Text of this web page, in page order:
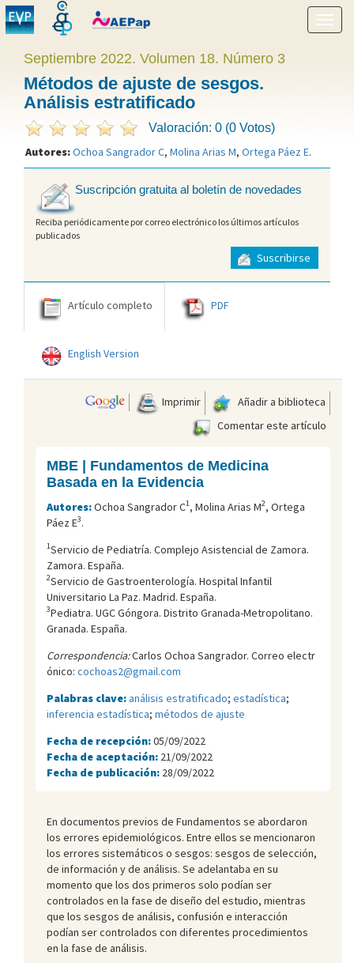
menú
Septiembre 2022. Volumen 18. Número 3
Métodos de ajuste de sesgos.
Análisis estratificado
Valoración: 0 (0 Votos)
Autores:Ochoa Sangrador C, Molina Arias M, Ortega Páez E.
Suscripción gratuita al boletín de novedades
Reciba periódicamente por correo electrónico los últimos artículos
publicados
Suscribirse
Artículo completo PDF
English Version
Imprimir
Añadir a biblioteca
Comentar este artículo
MBE | Fundamentos de Medicina
Basada en la Evidencia
Autores:Ochoa Sangrador C1, Molina Arias M2, Ortega
Páez E3.
1Servicio de Pediatría. Complejo Asistencial de Zamora.
Zamora. España.
2Servicio de Gastroenterología. Hospital Infantil
Universitario La Paz. Madrid. España.
3Pediatra. UGC Góngora. Distrito Granada-Metropolitano.
Granada. España.
Correspondencia:Carlos Ochoa Sangrador. Correo electr
ónico: cochoas2@gmail.com
Palabras clave:análisis estratificado; estadística;
inferencia estadística; métodos de ajuste
Fecha de recepción:05/09/2022
Fecha de aceptación: 21/09/2022
Fecha de publicación: 28/09/2022
En documentos previos de Fundamentos se abordaron
los errores epidemiológicos. Entre ellos se mencionaron
los errores sistemáticos o sesgos: sesgos de selección,
de información y de análisis. Se adelantaba en su
momento que los dos primeros solo podían ser
controlados en la fase de diseño del estudio, mientras
que los sesgos de análisis, confusión e interacción
podían ser controlados con diferentes procedimientos
en la fase de análisis.